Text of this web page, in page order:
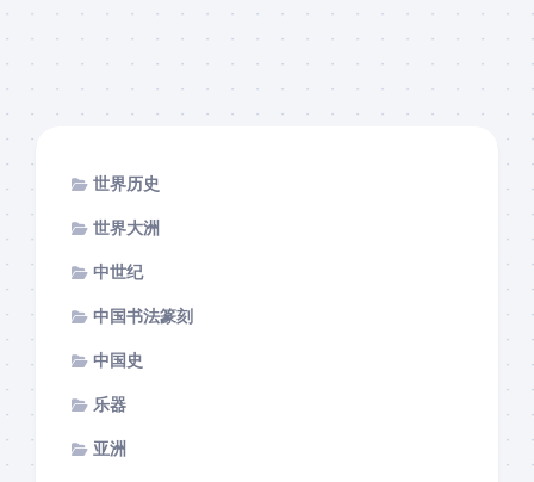
世界历史
世界大洲
中世纪
中国书法篆刻
中国史
乐器
亚洲